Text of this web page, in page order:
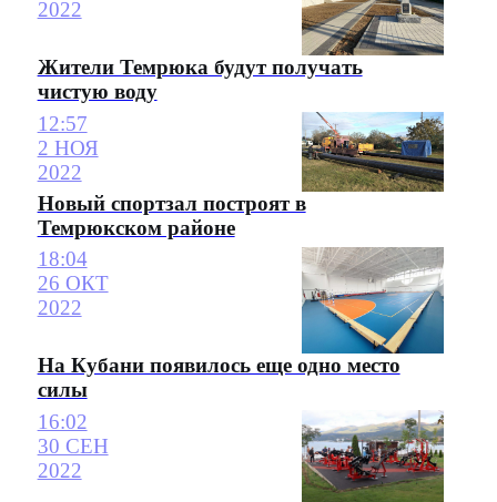
2022
Жители Темрюка будут получать
чистую воду
12:57
2 НОЯ
2022
Новый спортзал построят в
Темрюкском районе
18:04
26 ОКТ
2022
На Кубани появилось еще одно место
силы
16:02
30 СЕН
2022